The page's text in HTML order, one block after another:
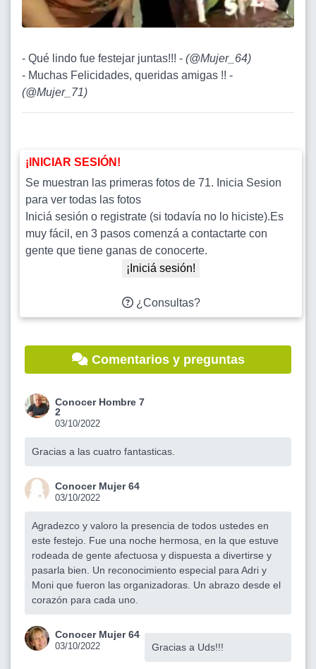
- Qué lindo fue festejar juntas!!! - (@Mujer_64)
- Muchas Felicidades, queridas amigas !! -
(@Mujer_71)
¡INICIAR SESIÓN!
Se muestran las primeras fotos de 71. Inicia Sesion
para ver todas las fotos
Iniciá sesión o registrate (si todavía no lo hiciste).Es
muy fácil, en 3 pasos comenzá a contactarte con
gente que tiene ganas de conocerte.
¡Iniciá sesión!
¿Consultas?
Comentarios y preguntas
Conocer Hombre 7
2
03/10/2022
Gracias a las cuatro fantasticas.
Conocer Mujer 64
03/10/2022
Agradezco y valoro la presencia de todos ustedes en
este festejo. Fue una noche hermosa, en la que estuve
rodeada de gente afectuosa y dispuesta a divertirse y
pasarla bien. Un reconocimiento especial para Adri y
Moni que fueron las organizadoras. Un abrazo desde el
corazón para cada uno.
Conocer Mujer 64
03/10/2022 Gracias a Uds!!!